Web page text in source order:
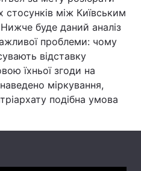
Світ
Наука
Інциденти
Туризм
між Київським
буде даний аналіз
проблеми: чому
відставку
їхньої згоди на
міркування,
подібна умова